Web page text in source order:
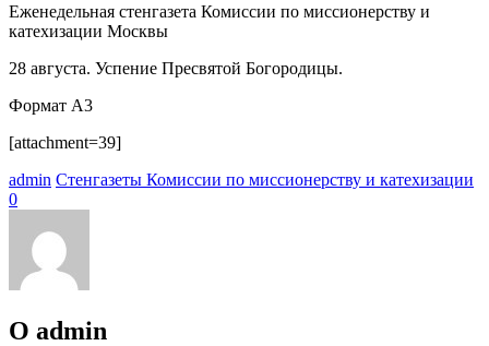
Еженедельная стенгазета Комиссии по миссионерству и
катехизации Москвы
28 августа. Успение Пресвятой Богородицы.
Формат А3
[attachment=39]
admin Стенгазеты Комиссии по миссионерству и катехизации
0
О admin